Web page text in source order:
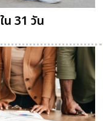
31 วัน